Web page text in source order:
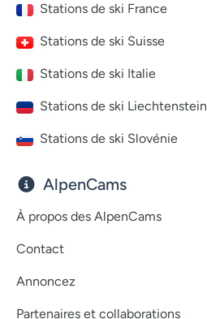
Stations de ski France
Stations de ski Suisse
Stations de ski Italie
Stations de ski Liechtenstein
Stations de ski Slovénie
AlpenCams
À propos des AlpenCams
Contact
Annoncez
Partenaires et collaborations